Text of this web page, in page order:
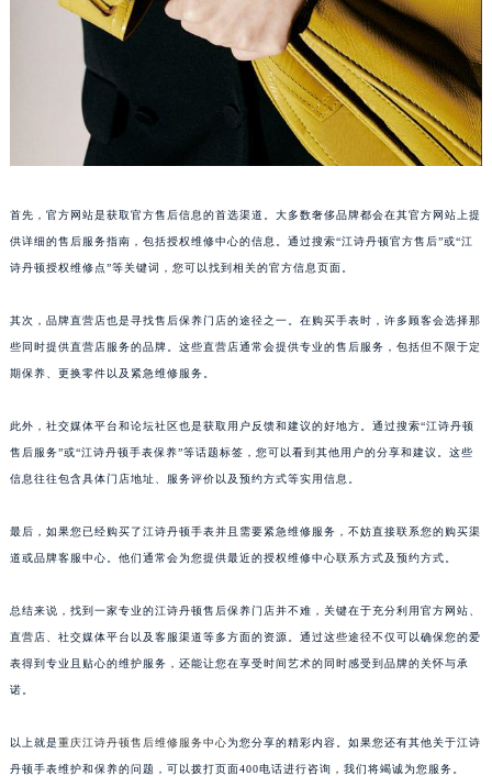
首先，官方网站是获取官方售后信息的首选渠道。大多数奢侈品牌都会在其官方网站上提
供详细的售后服务指南，包括授权维修中心的信息。通过搜索“江诗丹顿官方售后”或“江
诗丹顿授权维修点”等关键词，您可以找到相关的官方信息页面。
其次，品牌直营店也是寻找售后保养门店的途径之一。在购买手表时，许多顾客会选择那
些同时提供直营店服务的品牌。这些直营店通常会提供专业的售后服务，包括但不限于定
期保养、更换零件以及紧急维修服务。
此外，社交媒体平台和论坛社区也是获取用户反馈和建议的好地方。通过搜索“江诗丹顿
售后服务”或“江诗丹顿手表保养”等话题标签，您可以看到其他用户的分享和建议。这些
信息往往包含具体门店地址、服务评价以及预约方式等实用信息。
最后，如果您已经购买了江诗丹顿手表并且需要紧急维修服务，不妨直接联系您的购买渠
道或品牌客服中心。他们通常会为您提供最近的授权维修中心联系方式及预约方式。
总结来说，找到一家专业的江诗丹顿售后保养门店并不难，关键在于充分利用官方网站、
直营店、社交媒体平台以及客服渠道等多方面的资源。通过这些途径不仅可以确保您的爱
表得到专业且贴心的维护服务，还能让您在享受时间艺术的同时感受到品牌的关怀与承
诺。
以上就是重庆江诗丹顿售后维修服务中心为您分享的精彩内容。如果您还有其他关于江诗
丹顿手表维护和保养的问题，可以拨打页面400电话进行咨询，我们将竭诚为您服务。